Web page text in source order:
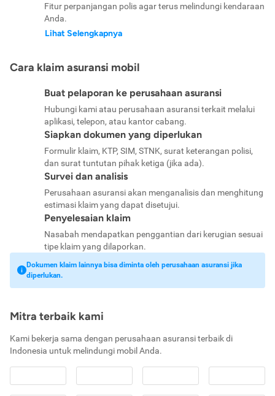
Fitur perpanjangan polis agar terus melindungi kendaraan
Anda.
Lihat Selengkapnya
Cara klaim asuransi mobil
Buat pelaporan ke perusahaan asuransi
Hubungi kami atau perusahaan asuransi terkait melalui
aplikasi, telepon, atau kantor cabang.
Siapkan dokumen yang diperlukan
Formulir klaim, KTP, SIM, STNK, surat keterangan polisi,
dan surat tuntutan pihak ketiga (jika ada).
Survei dan analisis
Perusahaan asuransi akan menganalisis dan menghitung
estimasi klaim yang dapat disetujui.
Penyelesaian klaim
Nasabah mendapatkan penggantian dari kerugian sesuai
tipe klaim yang dilaporkan.
Dokumen klaim lainnya bisa diminta oleh perusahaan asuransi jika
diperlukan.
Mitra terbaik kami
Kami bekerja sama dengan perusahaan asuransi terbaik di
Indonesia untuk melindungi mobil Anda.